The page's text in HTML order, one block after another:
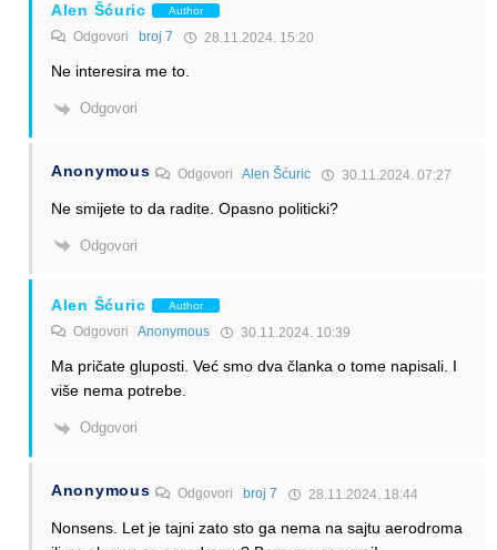
Alen Šćuric Author
Odgovori broj 7 28.11.2024. 15:20
Ne interesira me to.
Odgovori
Anonymous OdgovoriAlen Šćuric 30.11.2024. 07:27
Ne smijete to da radite. Opasno politicki?
Odgovori
Alen Šćuric Author
Odgovori Anonymous 30.11.2024. 10:39
Ma pričate gluposti. Već smo dva članka o tome napisali. I
više nema potrebe.
Odgovori
Anonymous Odgovoribroj 7 28.11.2024. 18:44
Nonsens. Let je tajni zato sto ga nema na sajtu aerodroma